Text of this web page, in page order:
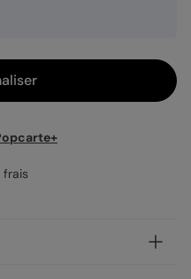
frais